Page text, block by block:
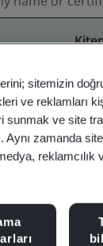
sitemizin
ve reklamları
sunmak ve site
Aynı zamanda site
reklamcılık